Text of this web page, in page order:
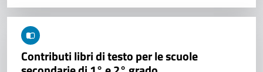
Contributi libri di testo per le scuole